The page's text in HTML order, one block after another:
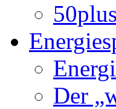
Der